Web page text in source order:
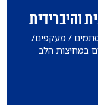
והיברידית
/ מעקפים/
במחיצות הלב